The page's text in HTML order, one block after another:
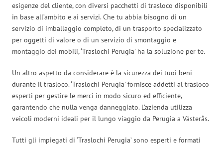
esigenze del cliente, con diversi pacchetti di trasloco disponibili
in base all’ambito e ai servizi. Che tu abbia bisogno di un
servizio di imballaggio completo, di un trasporto specializzato
per oggetti di valore o di un servizio di smontaggio e
montaggio dei mobili, ‘Traslochi Perugia’ ha la soluzione per te.
Un altro aspetto da considerare è la sicurezza dei tuoi beni
durante il trasloco. ‘Traslochi Perugia’ fornisce addetti al trasloco
esperti per gestire le merci in modo sicuro ed efficiente,
garantendo che nulla venga danneggiato. L’azienda utilizza
veicoli moderni ideali per il lungo viaggio da Perugia a Västerås.
Tutti gli impiegati di ‘Traslochi Perugia’ sono esperti e formati